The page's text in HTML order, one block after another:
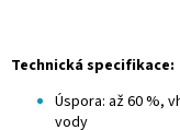
Technická specifikace:
Úspora: až 60 %,
vody